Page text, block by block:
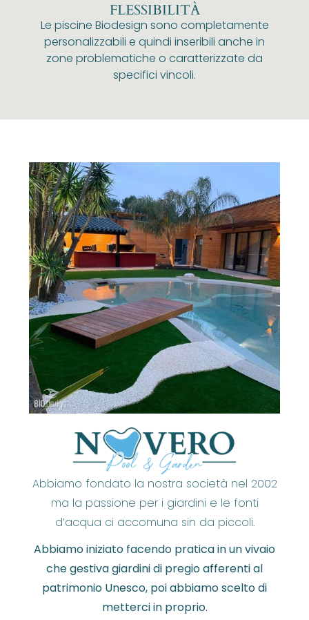
FLESSIBILITÀ
Le piscine Biodesign sono completamente
personalizzabili e quindi inseribili anche in
zone problematiche o caratterizzate da
specifici vincoli.
Abbiamo fondato la nostra società nel 2002
ma la passione per i giardini e le fonti
d’acqua ci accomuna sin da piccoli.
Abbiamo iniziato facendo pratica in un vivaio
che gestiva giardini di pregio afferenti al
patrimonio Unesco, poi abbiamo scelto di
metterci in proprio.